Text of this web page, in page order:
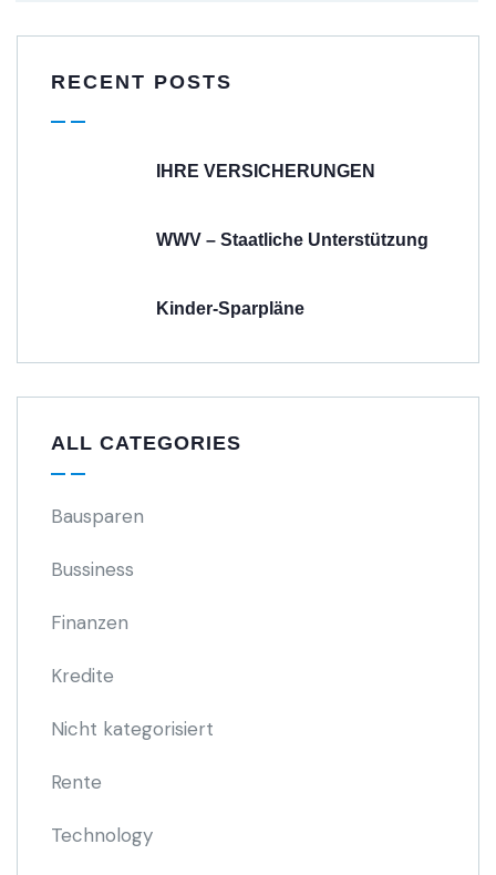
RECENT POSTS
IHRE VERSICHERUNGEN
WWV – Staatliche Unterstützung
Kinder-Sparpläne
ALL CATEGORIES
Bausparen
Bussiness
Finanzen
Kredite
Nicht kategorisiert
Rente
Technology